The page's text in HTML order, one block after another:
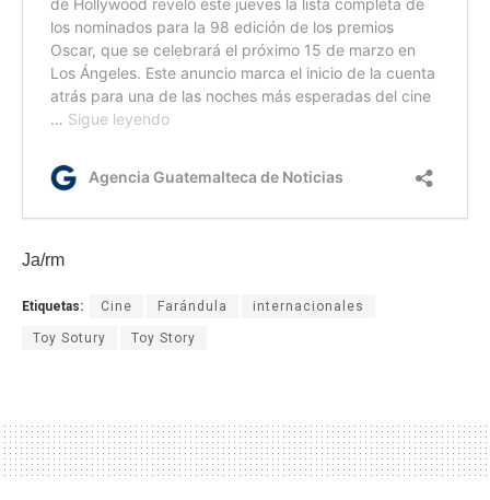
Ja/rm
Etiquetas: Cine Farándula internacionales
Toy Sotury Toy Story